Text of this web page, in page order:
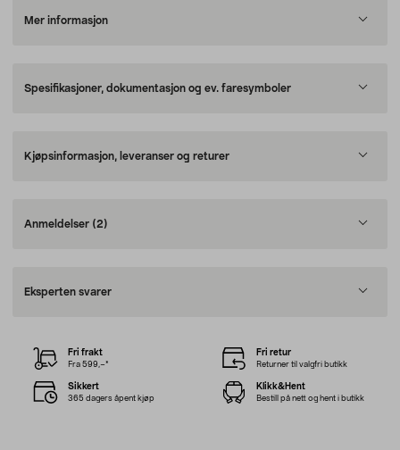
Mer informasjon
Spesifikasjoner, dokumentasjon og ev. faresymboler
Kjøpsinformasjon, leveranser og returer
Anmeldelser (2)
Eksperten svarer
Fri frakt
Fra 599,–*
Fri retur
Returner til valgfri butikk
Sikkert
365 dagers åpent kjøp
Klikk&Hent
Bestill på nett og hent i butikk